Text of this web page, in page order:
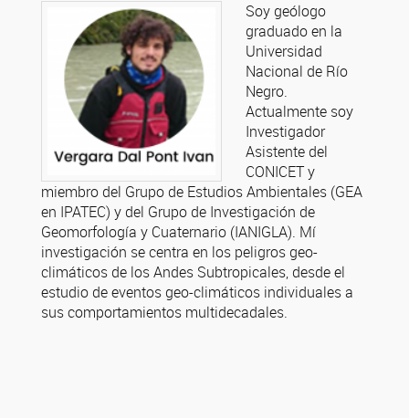
Soy geólogo
graduado en la
Universidad
Nacional de Río
Negro.
Actualmente soy
Investigador
Asistente del
CONICET y
miembro del Grupo de Estudios Ambientales (GEA
en IPATEC) y del Grupo de Investigación de
Geomorfología y Cuaternario (IANIGLA). Mí
investigación se centra en los peligros geo-
climáticos de los Andes Subtropicales, desde el
estudio de eventos geo-climáticos individuales a
sus comportamientos multidecadales.